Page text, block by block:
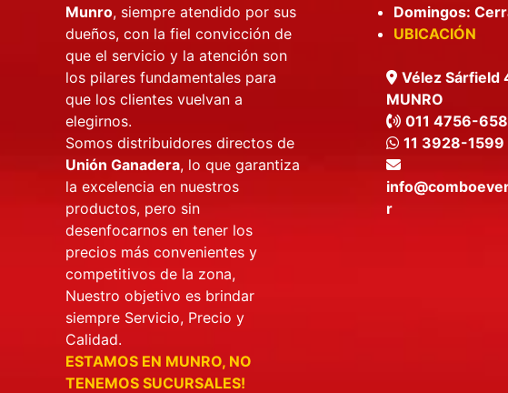
Munro, siempre atendido por sus
dueños, con la fiel convicción de
que el servicio y la atención son
los pilares fundamentales para
que los clientes vuelvan a
elegirnos.
Somos distribuidores directos de
Unión Ganadera, lo que garantiza
la excelencia en nuestros
productos, pero sin
desenfocarnos en tener los
precios más convenientes y
competitivos de la zona,
Nuestro objetivo es brindar
siempre Servicio, Precio y
Calidad.
ESTAMOS EN MUNRO, NO
TENEMOS SUCURSALES!
Domingos:
UBICACIÓN
Vélez Sárfield
MUNRO
011 4756-
11 3928-1599
r